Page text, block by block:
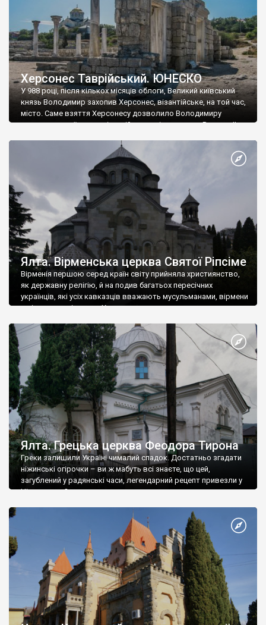
Херсонес Таврійський. ЮНЕСКО
У 988 році, після кількох місяців облоги, Великий київський
князь Володимир захопив Херсонес, візантійське, на той час,
місто. Саме взяття Херсонесу дозволило Володимиру
диктувати свої умови візантійському імператору Василю ІІ, та
Херсонесі Володимир-язичник, став Василем-християнином.
А потім було Хрещення Русі. На честь Херсонесу Таврійського
Ялта. Вірменська церква Святої Ріпсіме
Вірменія першою серед країн світу прийняла християнство,
як державну релігію, й на подив багатьох пересічних
українців, які усіх кавказців вважають мусульманами, вірмени
є відданими вірянами Христа
Ялта. Грецька церква Феодора Тирона
Греки залишили Україні чималий спадок. Достатньо згадати
ніжинські огірочки – ви ж мабуть всі знаєте, що цей,
загублений у радянські часи, легендарний рецепт привезли у
Ніжин греки?